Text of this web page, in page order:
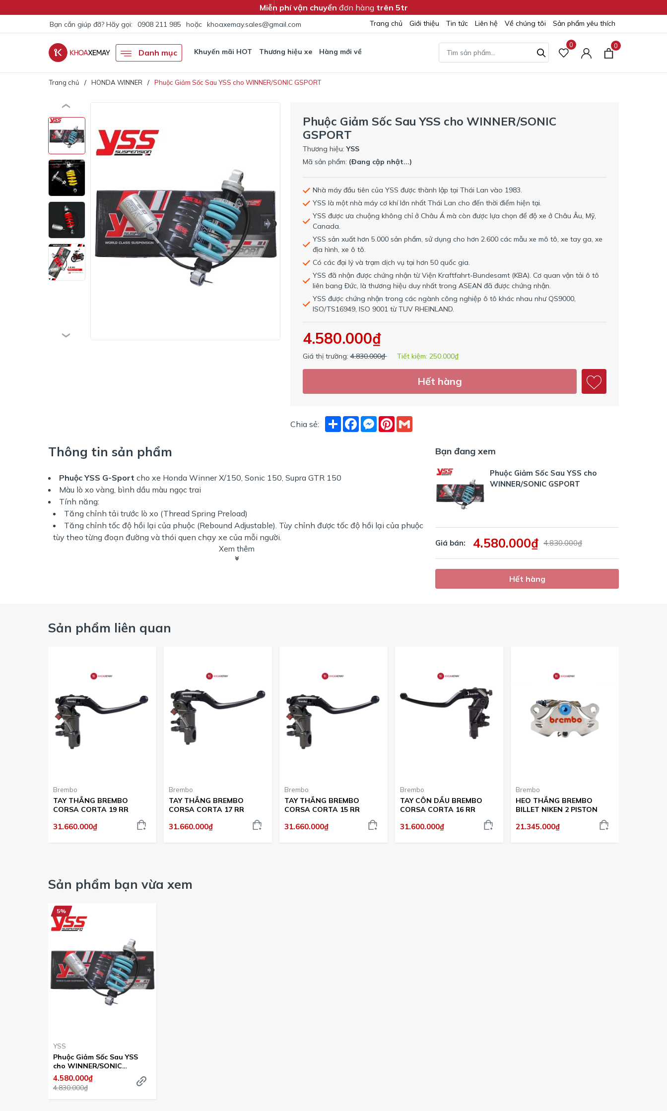
Miễn phí vận chuyển đơn hàng trên 5tr
Bạn cần giúp đỡ? Hãy gọi: 0908 211 985 hoặc khoaxemay.sales@gmail.com Trang chủ Giới thiệu Tin tức Liên hệ Về chúng tôi Sản phẩm yêu thích
Danh mục Khuyến mãi HOT Thương hiệu xe Hàng mới về
0 0
Trang chủ HONDA WINNER Phuộc Giảm Sốc Sau YSS cho WINNER/SONIC GSPORT
Phuộc Giảm Sốc Sau YSS cho WINNER/SONIC
GSPORT
Thương hiệu:YSS
Mã sản phẩm: (Đang cập nhật...)
Nhà máy đầu tiên của YSS được thành lập tại Thái Lan vào 1983.
YSS là một nhà máy cơ khí lớn nhất Thái Lan cho đến thời điểm hiện tại.
YSS được ưa chuộng không chỉ ở Châu Á mà còn được lựa chọn để độ xe ở Châu Âu, Mỹ,
Canada.
YSS sản xuất hơn 5.000 sản phẩm, sử dụng cho hơn 2.600 các mẫu xe mô tô, xe tay ga, xe
địa hình, xe ô tô.
Có các đại lý và trạm dịch vụ tại hơn 50 quốc gia.
YSS đã nhận được chứng nhận từ Viện Kraftfahrt-Bundesamt (KBA). Cơ quan vận tải ô tô
liên bang Đức, là thương hiệu duy nhất trong ASEAN đã được chứng nhận.
YSS được chứng nhận trong các ngành công nghiệp ô tô khác nhau như QS9000,
ISO/TS16949, ISO 9001 từ TUV RHEINLAND.
4.580.000₫
Giá thị trường:4.830.000₫ Tiết kiệm: 250.000₫
Hết hàng
Chia sẻ: ShareFacebookMessenger
Pinterest
Gmail
Thông tin sản phẩm
Phuộc YSS G-Sport cho xe Honda Winner X/150, Sonic 150, Supra GTR 150
Màu lò xo vàng, bình dầu màu ngọc trai
Tính năng:
Tăng chỉnh tải trước lò xo (Thread Spring Preload)
Tăng chỉnh tốc độ hồi lại của phuộc (Rebound Adjustable). Tùy chỉnh được tốc độ hồi lại của phuộc
tùy theo từng đoạn đường và thói quen chạy xe của mỗi người.
Xem thêm
Bạn đang xem
Phuộc Giảm Sốc Sau YSS cho
WINNER/SONIC GSPORT
Giá bán: 4.580.000₫ 4.830.000₫
Hết hàng
Sản phẩm liên quan
Brembo
TAY THẮNG BREMBO
CORSA CORTA 19 RR
31.660.000₫
Brembo
TAY THẮNG BREMBO
CORSA CORTA 17 RR
31.660.000₫
Brembo
TAY THẮNG BREMBO
CORSA CORTA 15 RR
31.660.000₫
Brembo
TAY CÔN DẦU BREMBO
CORSA CORTA 16 RR
31.600.000₫
Brembo
HEO THẮNG BREMBO
BILLET NIKEN 2 PISTON
21.345.000₫
Sản phẩm bạn vừa xem
5%
YSS
Phuộc Giảm Sốc Sau YSS
cho WINNER/SONIC
GSPORT
4.580.000₫
4.830.000₫